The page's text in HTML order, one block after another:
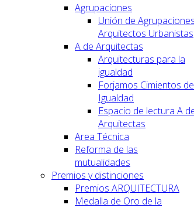
Agrupaciones
Unión de
Arquitectos Urbanistas
A de Arquitectas
Arquitecturas para la
igualdad
Forjamos Cimientos de
Igualdad
Espacio de lectura A
Arquitectas
Area Técnica
Reforma de las
mutualidades
Premios y distinciones
Premios ARQUITECTURA
Medalla de Oro de la